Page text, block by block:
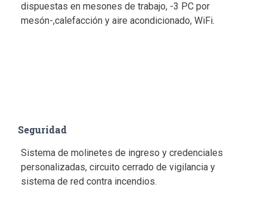
dispuestas en mesones de trabajo, -3 PC por
mesón-,calefacción y aire acondicionado, WiFi.
Seguridad
Sistema de molinetes de ingreso y credenciales
personalizadas, circuito cerrado de vigilancia y
sistema de red contra incendios.